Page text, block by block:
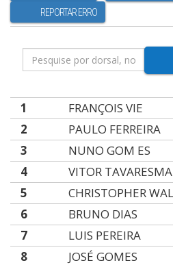
REPORTAR ERRO
1
FRANÇOIS VIE
2
PAULO FERREIRA
3
NUNO GOM ES
4
VITOR
5
CHRISTOPHER
6
BRUNO DIAS
7
LUIS PEREIRA
8
JOSÉ GOMES